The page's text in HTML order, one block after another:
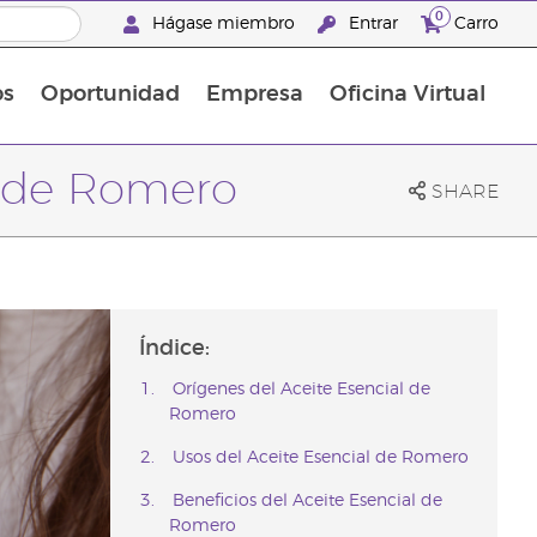
Hágase miembro Entrar 0 Carro
Oportunidad Empresa Oficina Virtual
Romero SHARE
Índice:
Orígenes del Aceite Esencial de
Romero
Usos del Aceite Esencial de Romero
Beneficios del Aceite Esencial de
Romero